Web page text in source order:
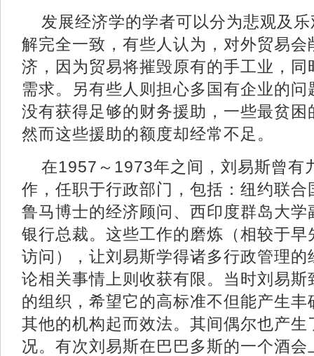
发展经济学的学者可以分为悲观及
解完全一致，有些人认为，对外贸易
济，因为贸易将摧毁原有的手工业，
需求。另有些人则担心多国有企业的
没有获得足够的财务援助，一些最贫
然而这些援助的额度却经常不足。
在1957～1973年之间，刘易斯曾有
作，任职于行政部门，包括：纽约联
鲁马博士的经济顾问、西印度群岛大
银行总裁。这些工作的磨炼（相较于
访问），让刘易斯学得诸多行政管理
论相关事情上则收获有限。当时刘易
的组织，希望它的高标准不但能产生
其他的机构起而效法。其间偶尔也产
况。有次刘易斯在巴巴多斯的一个酒